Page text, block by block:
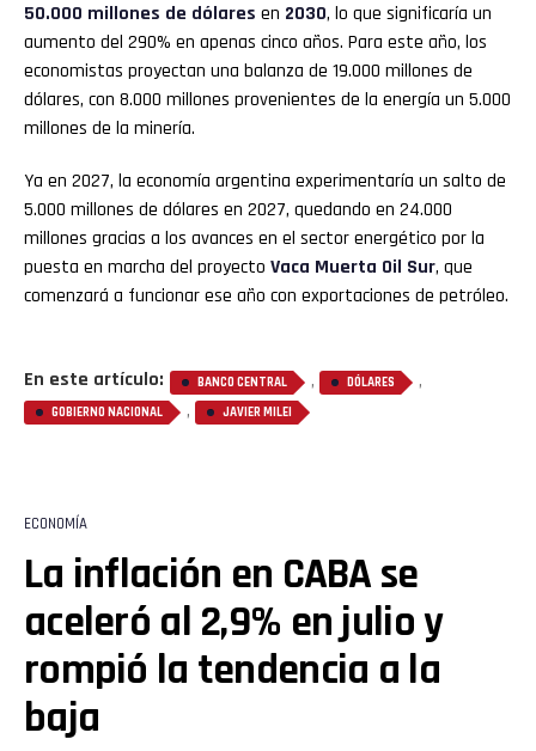
50.000 millones de dólares en 2030, lo que significaría un
aumento del 290% en apenas cinco años. Para este año, los
economistas proyectan una balanza de 19.000 millones de
dólares, con 8.000 millones provenientes de la energía un 5.000
millones de la minería.
Ya en 2027, la economía argentina experimentaría un salto de
5.000 millones de dólares en 2027, quedando en 24.000
millones gracias a los avances en el sector energético por la
puesta en marcha del proyecto Vaca Muerta Oil Sur, que
comenzará a funcionar ese año con exportaciones de petróleo.
En este artículo: BANCO CENTRAL , DÓLARES ,
GOBIERNO NACIONAL , JAVIER MILEI
ECONOMÍA
La inflación en CABA se
aceleró al 2,9% en julio y
rompió la tendencia a la
baja